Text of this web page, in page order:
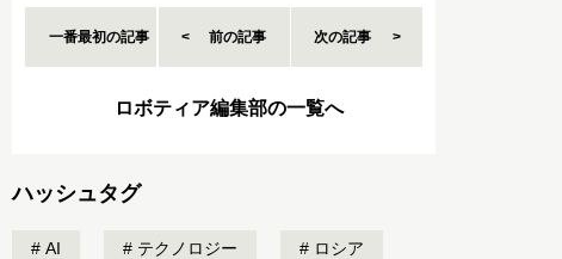
一番最初の記事 前の記事 次の記事
ロボティア編集部の一覧へ
ハッシュタグ
AI テクノロジー ロシア